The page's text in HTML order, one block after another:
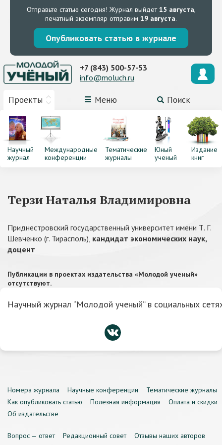
Отправьте статью сегодня! Журнал выйдет15 августа,
печатный экземпляр отправим 19 августа.
Опубликовать статью в журнале
Проекты Меню Поиск
+7 (843) 500-57-53
info@moluch.ru
Научный
журнал
Международные
конференции
Тематические
журналы
Юный
ученый
Издание
книг
Терзи Наталья Владимировна
Приднестровский государственный университет имени Т. Г.
Шевченко (г. Тирасполь), кандидат экономических наук,
доцент
Публикации в проектах издательства «Молодой ученый»
отсутствуют.
Научный журнал “Молодой ученый” в социальных
Номера журнала Научные конференции
Тематические журналы
Как опубликовать статью
Полезная информация
Оплата и скидки
Об издательстве
Вопрос — ответ Редакционный совет
Отзывы наших авторов